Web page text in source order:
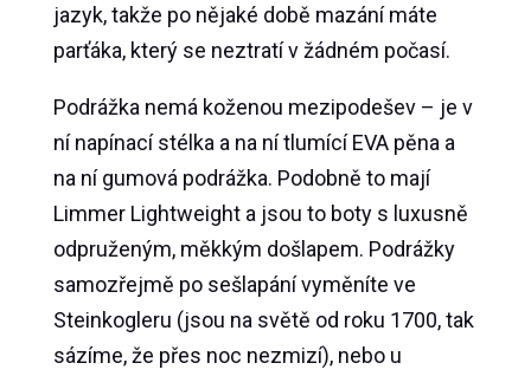
jazyk, takže po nějaké době mazání máte
parťáka, který se neztratí v žádném počasí.
Podrážka nemá koženou mezipodešev – je v
ní napínací stélka a na ní tlumící EVA pěna a
na ní gumová podrážka. Podobně to mají
Limmer Lightweight a jsou to boty s luxusně
odpruženým, měkkým došlapem. Podrážky
samozřejmě po sešlapání vyměníte ve
Steinkogleru (jsou na světě od roku 1700, tak
sázíme, že přes noc nezmizí), nebo u